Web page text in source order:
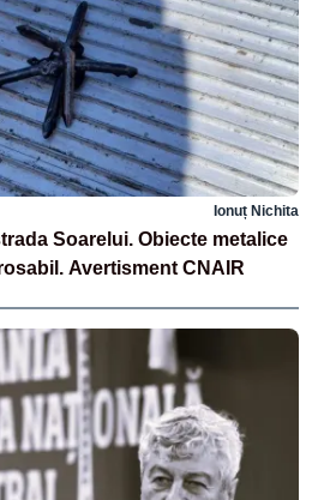
Ionuț Nichita
Soarelui. Obiecte metalice
Avertisment CNAIR